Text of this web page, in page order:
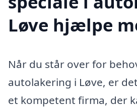
Løve hjælpe
Når du står over for
autolakering i Løve, er
et kompetent firma, der